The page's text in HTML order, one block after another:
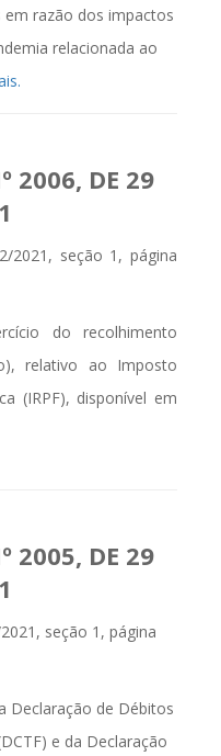
razão dos impactos
relacionada ao
2006, DE 29
2021, seção 1, página
do recolhimento
relativo ao Imposto
(IRPF), disponível em
2005, DE 29
seção 1, página
Declaração de Débitos
e da Declaração